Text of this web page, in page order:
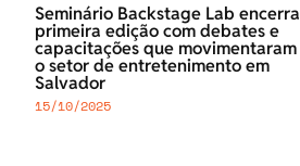
Seminário Backstage Lab encerra
primeira edição com debates e
capacitações que movimentaram
o setor de entretenimento em
Salvador
15/10/2025